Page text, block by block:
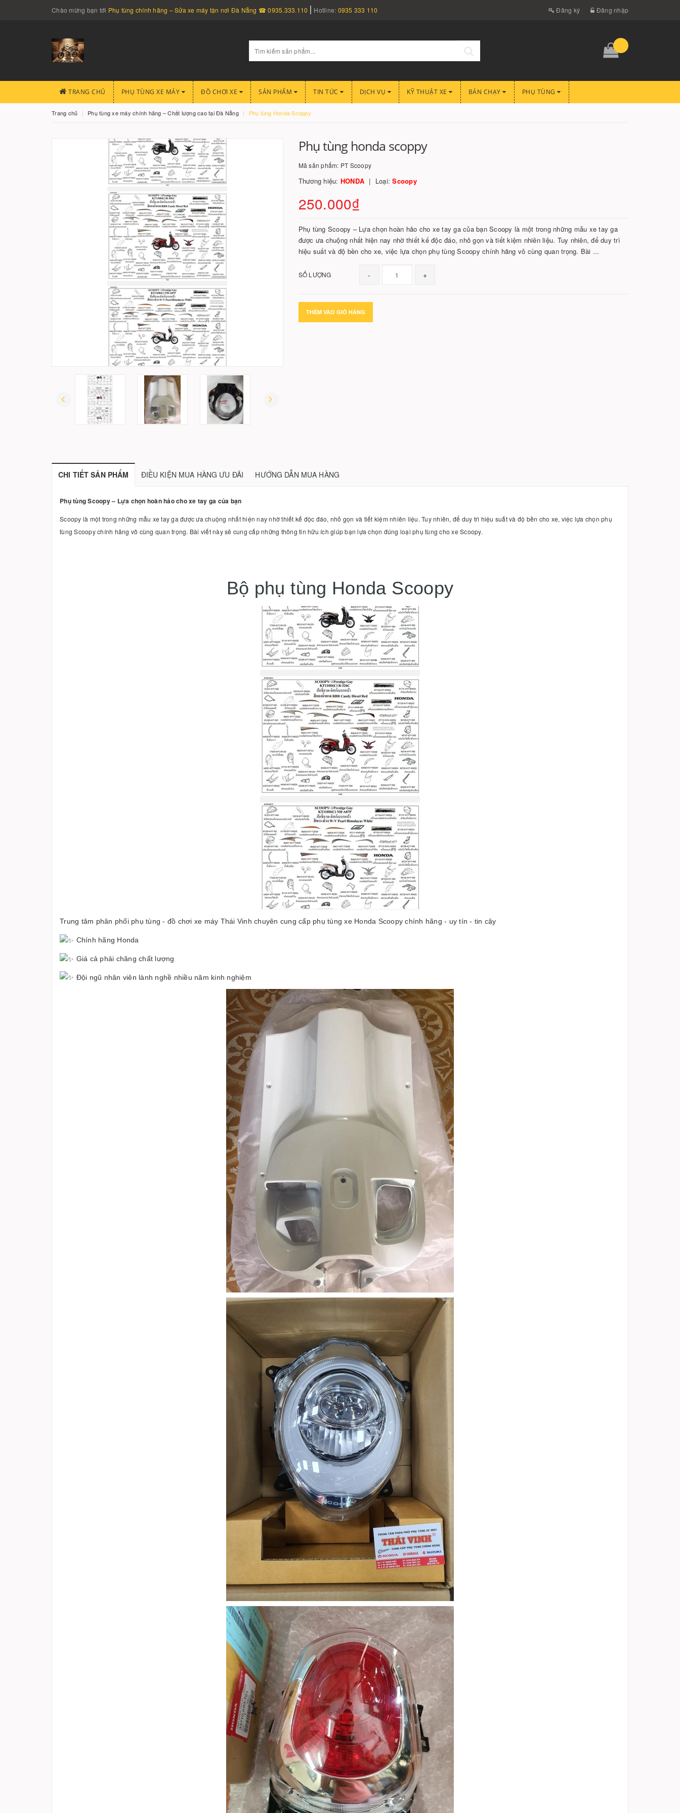
Chào mừng bạn tới Phụ tùng chính hãng – Sửa xe máy tận nơi Đà Nẵng ☎ 0935.333.110 Hotline: 0935 333 110 Đăng ký Đăng nhập
TRANG CHỦ PHỤ TÙNG XE MÁY ĐỒ CHƠI XE SẢN PHẨM TIN TỨC DỊCH VỤ KỸ THUẬT XE BÁN CHẠY PHỤ TÙNG
Trang chủ Phụ tùng xe máy chính hãng – Chất lượng cao tại Đà Nẵng Phụ tùng Honda Scoppy
Phụ tùng honda scoppy
Mã sản phẩm: PT Scoopy
Thương hiệu: HONDA Loại:Scoopy
250.000₫
Phụ tùng Scoopy – Lựa chọn hoàn hảo cho xe tay ga của bạn Scoopy là một trong những mẫu xe tay ga
được ưa chuộng nhất hiện nay nhờ thiết kế độc đáo, nhỏ gọn và tiết kiệm nhiên liệu. Tuy nhiên, để duy trì
hiệu suất và độ bền cho xe, việc lựa chọn phụ tùng Scoopy chính hãng vô cùng quan trọng. Bài ...
SỐ LƯỢNG - +
THÊM VÀO GIỎ HÀNG
CHI TIẾT SẢN PHẨM ĐIỀU KIỆN MUA HÀNG ƯU ĐÃI HƯỚNG DẪN MUA HÀNG
Phụ tùng Scoopy – Lựa chọn hoàn hảo cho xe tay ga của bạn
Scoopy là một trong những mẫu xe tay ga được ưa chuộng nhất hiện nay nhờ thiết kế độc đáo, nhỏ gọn và tiết kiệm nhiên liệu. Tuy nhiên, để duy trì hiệu suất và độ bền cho xe, việc lựa chọn phụ
tùng Scoopy chính hãng vô cùng quan trọng. Bài viết này sẽ cung cấp những thông tin hữu ích giúp bạn lựa chọn đúng loại phụ tùng cho xe Scoopy.
Bộ phụ tùng Honda Scoopy
Trung tâm phân phối phụ tùng - đồ chơi xe máy Thái Vinh chuyên cung cấp phụ tùng xe Honda Scoopy chính hãng - uy tín - tin cậy
Chính hãng Honda
Giá cả phải chăng chất lượng
Đội ngũ nhân viên lành nghề nhiều năm kinh nghiệm